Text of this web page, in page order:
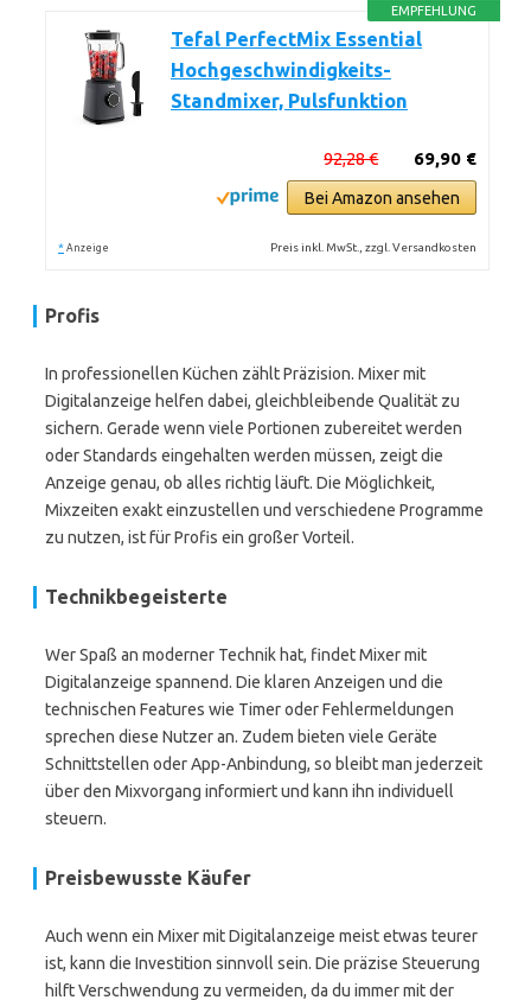
EMPFEHLUNG
Tefal PerfectMix Essential
Hochgeschwindigkeits-
Standmixer, Pulsfunktion
69,90 €
92,28 €
Bei Amazon ansehen
* Anzeige Preis inkl. MwSt., zzgl. Versandkosten
Profis
In professionellen Küchen zählt Präzision. Mixer mit
Digitalanzeige helfen dabei, gleichbleibende Qualität zu
sichern. Gerade wenn viele Portionen zubereitet werden
oder Standards eingehalten werden müssen, zeigt die
Anzeige genau, ob alles richtig läuft. Die Möglichkeit,
Mixzeiten exakt einzustellen und verschiedene Programme
zu nutzen, ist für Profis ein großer Vorteil.
Technikbegeisterte
Wer Spaß an moderner Technik hat, findet Mixer mit
Digitalanzeige spannend. Die klaren Anzeigen und die
technischen Features wie Timer oder Fehlermeldungen
sprechen diese Nutzer an. Zudem bieten viele Geräte
Schnittstellen oder App-Anbindung, so bleibt man jederzeit
über den Mixvorgang informiert und kann ihn individuell
steuern.
Preisbewusste Käufer
Auch wenn ein Mixer mit Digitalanzeige meist etwas teurer
ist, kann die Investition sinnvoll sein. Die präzise Steuerung
hilft Verschwendung zu vermeiden, da du immer mit der